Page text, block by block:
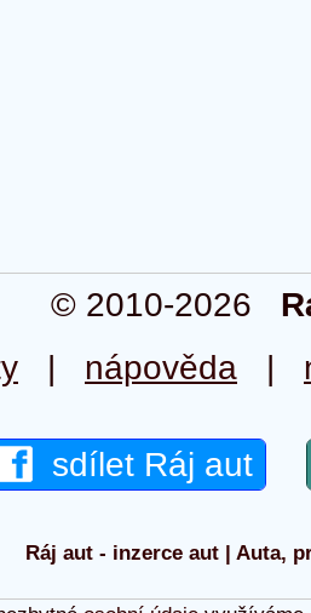
© 2010-2026
| nápověda |
sdílet Ráj aut
Ráj aut - inzerce aut | Auta,